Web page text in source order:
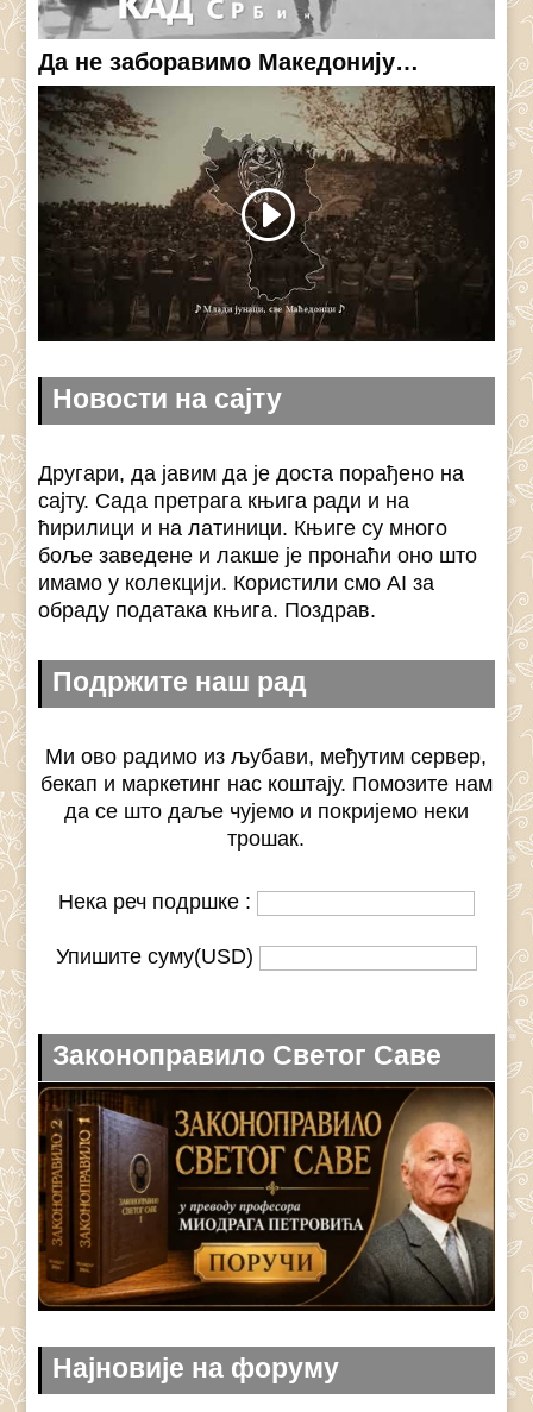
Да не заборавимо Македонију…
Новости на сајту
Другари, да јавим да је доста порађено на
сајту. Сада претрага књига ради и на
ћирилици и на латиници. Књиге су много
боље заведене и лакше је пронаћи оно што
имамо у колекцији. Користили смо AI за
обраду података књига. Поздрав.
Подржите наш рад
Ми ово радимо из љубави, међутим сервер,
бекап и маркетинг нас коштају. Помозите нам
да се што даље чујемо и покријемо неки
трошак.
Нека реч подршке :
Упишите суму(USD)
Законоправило Светог Саве
Најновије на форуму